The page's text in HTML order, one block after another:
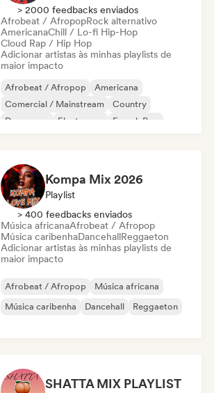
> 2000 feedbacks enviados
Afrobeat / AfropopRock alternativo
AmericanaChill / Lo-fi Hip-Hop
Cloud Rap / Hip Hop
Adicionar artistas às minhas playlists de
maior impacto
Afrobeat / Afropop
Americana
Comercial / Mainstream
Country
Dance pop
Electropop
French Pop
Kompa Mix 2026
Playlist
> 400 feedbacks enviados
Música africanaAfrobeat / Afropop
Música caribenhaDancehallReggaeton
Adicionar artistas às minhas playlists de
maior impacto
Afrobeat / Afropop
Música africana
Música caribenha
Dancehall Reggaeton
SHATTA MIX PLAYLIST